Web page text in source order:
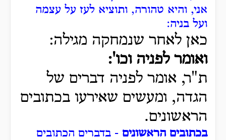
אני, והיא טהורה, ותוציא לעז על עצמה
ועל בניה:
כאן לאחר שנמחקה מגילה:
ואומר לפניה וכו':
ת"ר, אומר לפניה דברים של
הגדה, ומעשים שאירעו בכתובים
הראשונים.
בכתובים הראשונים - בדברים הכתובים